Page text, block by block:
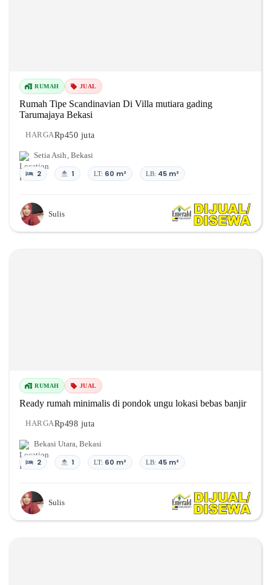
RUMAH JUAL
Rumah Tipe Scandinavian Di Villa mutiara gading
Tarumajaya Bekasi
HARGARp450 juta
Setia Asih , Bekasi
2 1 LT: 60 m² LB: 45 m²
Sulis
RUMAH JUAL
Ready rumah minimalis di pondok ungu lokasi bebas banjir
HARGARp498 juta
Bekasi Utara, Bekasi
2 1 LT: 60 m² LB: 45 m²
Sulis